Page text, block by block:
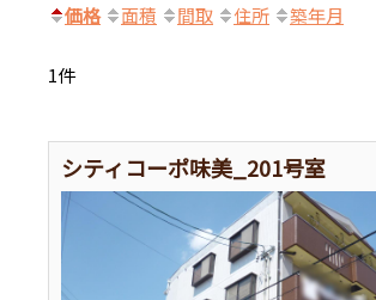
価格 面積 間取 住所 築年月
1件
シティコーポ味美_201号室